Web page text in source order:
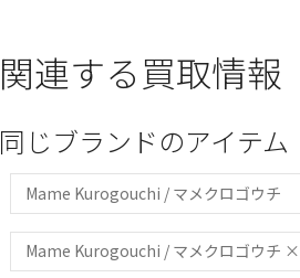
関連する買取情報
同じブランドのアイテム
Mame Kurogouchi / マメクロゴウチ
Mame Kurogouchi / マメクロゴウチ ×